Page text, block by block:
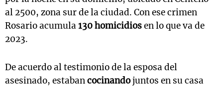
al 2500, zona sur de la ciudad. Con ese crimen
Rosario acumula130 homicidiosen lo que va de
2023.
De acuerdo al testimonio de la esposa del
asesinado, estabancocinandojuntos en su casa